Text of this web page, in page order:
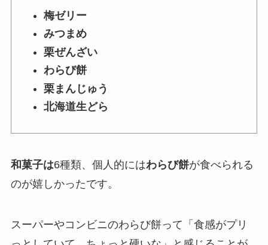
梅ゼリー
みつまめ
栗ぜんざい
わらび餅
栗まんじゅう
北海道生どら
和菓子は6種類、個人的にはわらび餅が食べられる
のが嬉しかったです。
スーパーやコンビニのわらび餅って「食感がプリ